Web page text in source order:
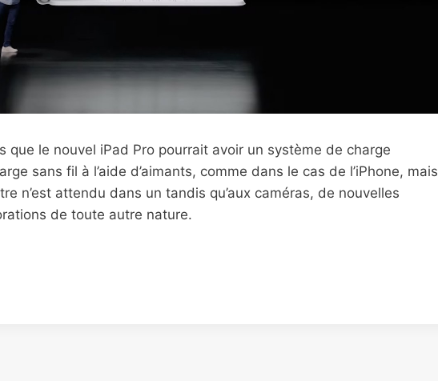
que le nouvel iPad Pro pourrait avoir un système de charge
sans fil à l’aide d’aimants, comme dans le cas de l’iPhone, mais
n’est attendu dans un tandis qu’aux caméras, de nouvelles
de toute autre nature.